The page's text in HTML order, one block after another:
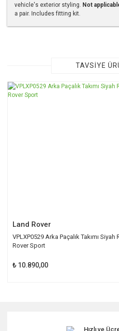
vehicle's exterior styling. Not
a pair. Includes fitting kit.
Görüş ve önerileriniz için teşekkür
Ürün resmi kalitesiz, bozuk
TAVSİYE
Land Rover
VPLXP0529 Arka Paçalık Takımı Siyah
Rover Sport
₺ 10.890,00
Hızlı ve